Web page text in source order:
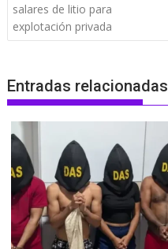
de
entradas
salares de litio para
explotación privada
Entradas relacionadas